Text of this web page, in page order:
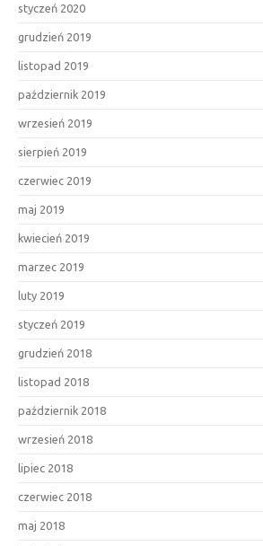
styczeń 2020
grudzień 2019
listopad 2019
październik 2019
wrzesień 2019
sierpień 2019
czerwiec 2019
maj 2019
kwiecień 2019
marzec 2019
luty 2019
styczeń 2019
grudzień 2018
listopad 2018
październik 2018
wrzesień 2018
lipiec 2018
czerwiec 2018
maj 2018